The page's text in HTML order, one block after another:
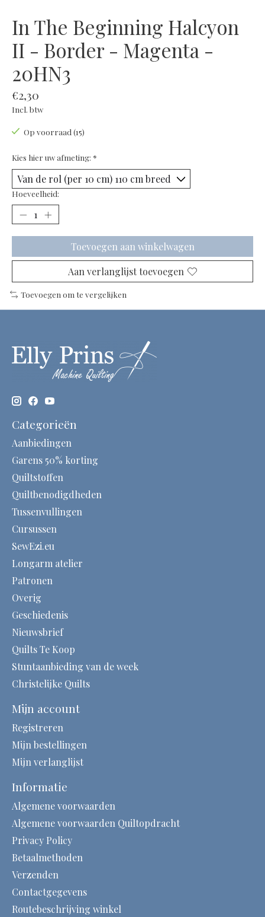
In The Beginning Halcyon
II - Border - Magenta -
20HN3
€2,30
Incl. btw
Op voorraad (15)
Kies hier uw afmeting: *
Hoeveelheid:
Toevoegen aan winkelwagen
Aan verlanglijst toevoegen
Toevoegen om te vergelijken
Categorieën
Aanbiedingen
Garens 50% korting
Quiltstoffen
Quiltbenodigdheden
Tussenvullingen
Cursussen
SewEzi.eu
Longarm atelier
Patronen
Overig
Geschiedenis
Nieuwsbrief
Quilts Te Koop
Stuntaanbieding van de week
Christelijke Quilts
Mijn account
Registreren
Mijn bestellingen
Mijn verlanglijst
Informatie
Algemene voorwaarden
Algemene voorwaarden Quiltopdracht
Privacy Policy
Betaalmethoden
Verzenden
Contactgegevens
Routebeschrijving winkel